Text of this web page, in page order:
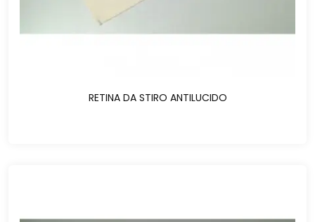
RETINA DA STIRO ANTILUCIDO